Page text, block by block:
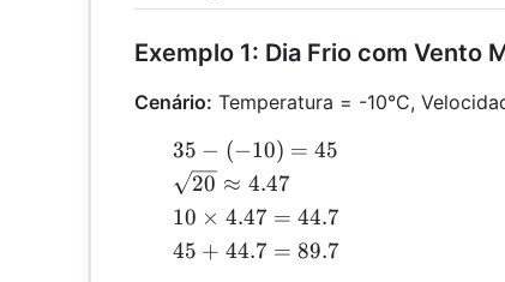
Exemplo 1: Dia Frio com Vento
Cenário: Temperatura = -10°C,
35 -
(-10)
= 45
35 − (−10) = 45
\sqrt{20}
\approx
4.47
20 ≈ 4.47
10
\times
10 × 4.47 = 44.7
45
45 + 44.7 = 89.7